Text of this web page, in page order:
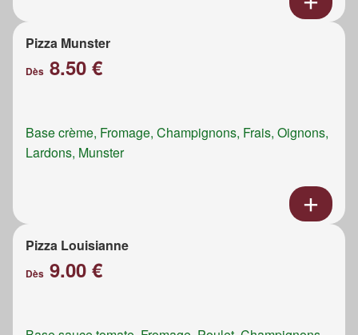
Pizza Munster
Dès 8.50 €
Base crème, Fromage, Champignons, Frais, Oignons,
Lardons, Munster
Pizza Louisianne
Dès 9.00 €